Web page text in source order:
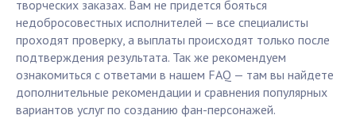
творческих заказах. Вам не придется бояться
недобросовестных исполнителей — все специалисты
проходят проверку, а выплаты происходят только после
подтверждения результата. Так же рекомендуем
ознакомиться с ответами в нашем FAQ — там вы найдете
дополнительные рекомендации и сравнения популярных
вариантов услуг по созданию фан-персонажей.